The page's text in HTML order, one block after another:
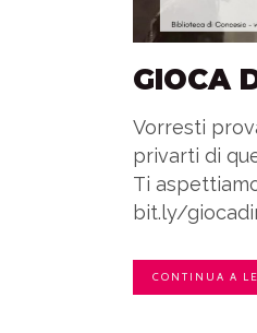
GIOCA
Vorresti
privarti di
Ti
bit.ly/
CONTINUA A